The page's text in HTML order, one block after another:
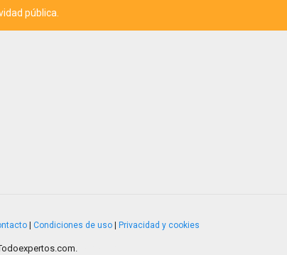
pública.
Condiciones de uso Privacidad y cookies